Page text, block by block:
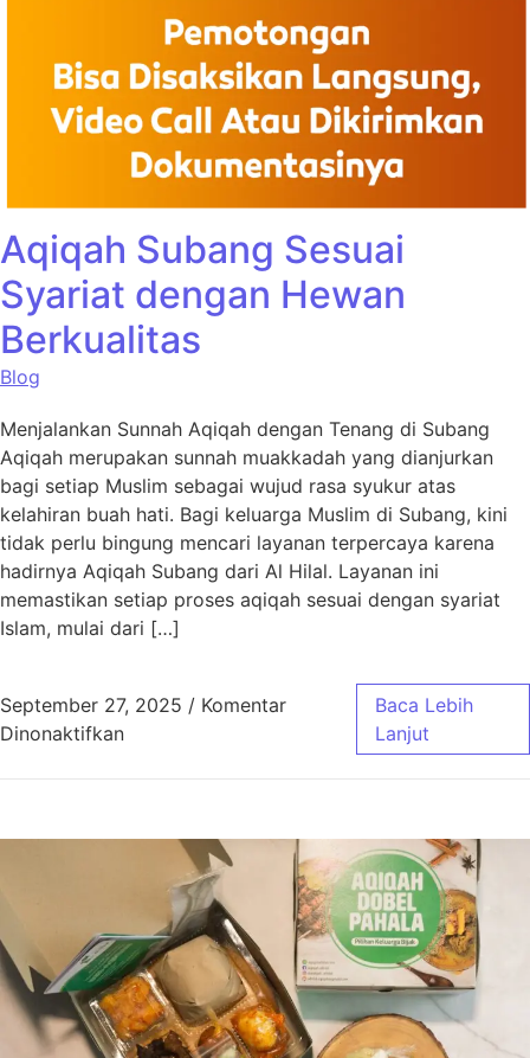
Aqiqah Subang Sesuai
Syariat dengan Hewan
Berkualitas
Blog
Menjalankan Sunnah Aqiqah dengan Tenang di Subang
Aqiqah merupakan sunnah muakkadah yang dianjurkan
bagi setiap Muslim sebagai wujud rasa syukur atas
kelahiran buah hati. Bagi keluarga Muslim di Subang, kini
tidak perlu bingung mencari layanan terpercaya karena
hadirnya Aqiqah Subang dari Al Hilal. Layanan ini
memastikan setiap proses aqiqah sesuai dengan syariat
Islam, mulai dari […]
September 27, 2025 / Komentar
Dinonaktifkanpada Aqiqah Subang Sesuai Syariat dengan
Baca Lebih
Lanjut